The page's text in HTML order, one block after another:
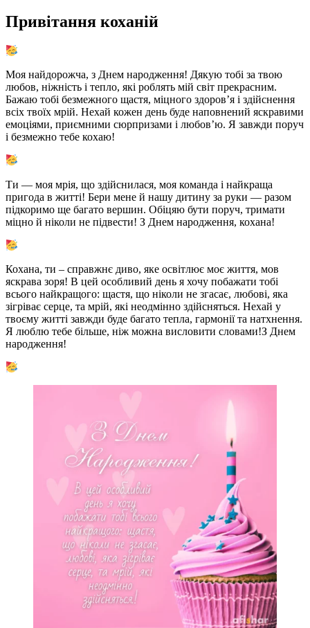
Привітання коханій
Моя найдорожча, з Днем народження! Дякую тобі за твою
любов, ніжність і тепло, які роблять мій світ прекрасним.
Бажаю тобі безмежного щастя, міцного здоров’я і здійснення
всіх твоїх мрій. Нехай кожен день буде наповнений яскравими
емоціями, приємними сюрпризами і любов’ю. Я завжди поруч
і безмежно тебе кохаю!
Ти — моя мрія, що здійснилася, моя команда і найкраща
пригода в житті! Бери мене й нашу дитину за руки — разом
підкоримо ще багато вершин. Обіцяю бути поруч, тримати
міцно й ніколи не підвести! З Днем народження, кохана!
Кохана, ти – справжнє диво, яке освітлює моє життя, мов
яскрава зоря! В цей особливий день я хочу побажати тобі
всього найкращого: щастя, що ніколи не згасає, любові, яка
зігріває серце, та мрій, які неодмінно здійсняться. Нехай у
твоєму житті завжди буде багато тепла, гармонії та натхнення.
Я люблю тебе більше, ніж можна висловити словами!З Днем
народження!